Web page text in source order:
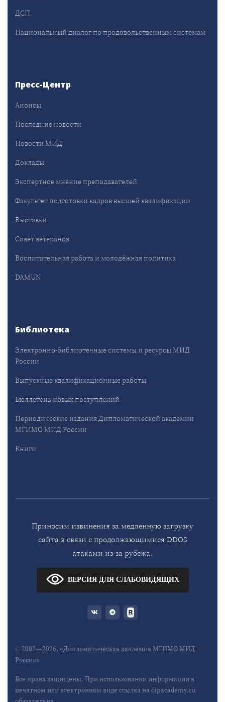
ДСП
Национальный диалог по продовольственным системам
Пресс-Центр
Анонсы
Последние новости
Новости МИД
Доклады
Экспертное мнение преподавателей
Факультет подготовки кадров высшей квалификации
Выставки
Совет ветеранов
Воспитательная работа и молодёжная политика
DAMUN
Библиотека
Электронно-библиотечные системы и ресурсы МИД
России
Выпускные квалификационные работы
Бюллетень новых поступлений
Периодические издания Дипломатической академии
МГИМО МИД России
Книги
Приносим извинения за медленную загрузку
сайта в связи с продолжающимися DDOS
атаками из-за рубежа.
ВЕРСИЯ ДЛЯ СЛАБОВИДЯЩИХ
© 2002—2026, «Дипломатическая академия МГИМО МИД
России»
Все права защищены. При использовании информации в
печатном или электронном виде ссылка на dipacademy.ru